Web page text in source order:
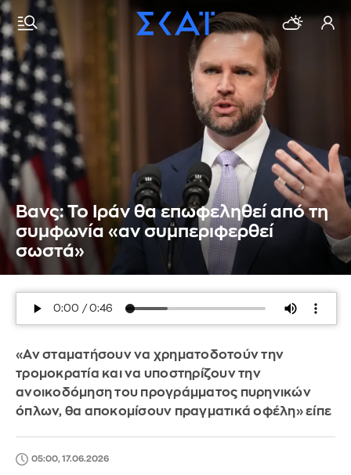
Βανς: Το Ιράν θα επωφεληθεί από τη
συμφωνία «αν συμπεριφερθεί
σωστά»
«Αν σταματήσουν να χρηματοδοτούν την
τρομοκρατία και να υποστηρίζουν την
ανοικοδόμηση του προγράμματος πυρηνικών
όπλων, θα αποκομίσουν πραγματικά οφέλη» είπε
05:00, 17.06.2026